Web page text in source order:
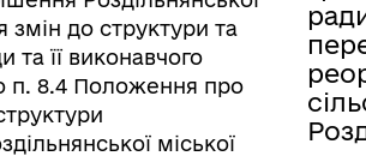
Військовослужбовцям,
ветеранам та їхнім родинам
змін до структури та
та її виконавчого
п. 8.4 Положення про
міської